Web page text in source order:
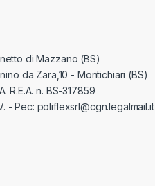
di Mazzano (BS)
da Zara,10 - Montichiari (BS)
R.E.A. n. BS-317859
- Pec: poliflexsrl@cgn.legalmail.it